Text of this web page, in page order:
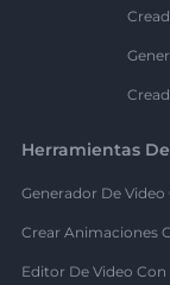
Herramientas
Generador De Video
Crear Animaciones
Editor De Video Con